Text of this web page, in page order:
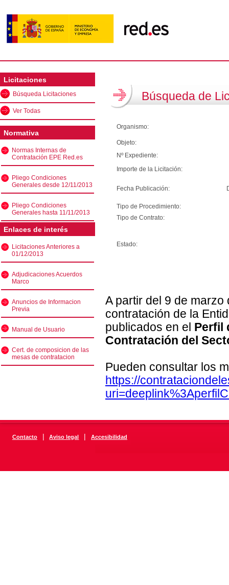
Licitaciones
Búsqueda Licitaciones
Ver Todas
Normativa
Normas Internas de
Contratación EPE Red.es
Pliego Condiciones
Generales desde 12/11/2013
Pliego Condiciones
Generales hasta 11/11/2013
Enlaces de interés
Licitaciones Anteriores a
01/12/2013
Adjudicaciones Acuerdos
Marco
Anuncios de Informacion
Previa
Manual de Usuario
Cert. de composicion de las
mesas de contratacion
Búsqueda de
Organismo:
Objeto:
Nº Expediente:
Importe de la Licitación:
Fecha Publicación:
Tipo de Procedimiento:
Tipo de Contrato:
Estado:
A partir del 9 de
contratación de la
publicados en el Perfil
Contratación del
Pueden consultar los
https://
Contacto | Aviso legal | Accesibilidad